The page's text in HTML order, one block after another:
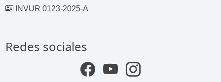
INVUR 0123-2025-A
Redes sociales